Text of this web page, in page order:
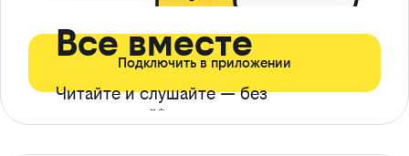
Все вместе
Читайте и слушайте — без
ограничений*
Подключить в приложении